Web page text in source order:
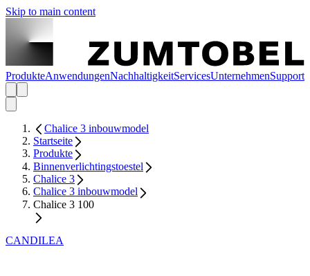
Skip to main content
ProdukteAnwendungenNachhaltigkeitServicesUnternehmenSupport
Chalice 3 inbouwmodel
Startseite
Produkte
Binnenverlichtingstoestel
Chalice 3
Chalice 3 inbouwmodel
Chalice 3 100
CANDILEA